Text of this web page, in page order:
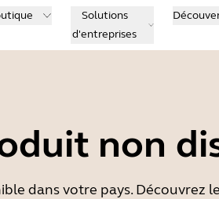
Solutions
d'entreprises
non
dans votre pays. Découvrez